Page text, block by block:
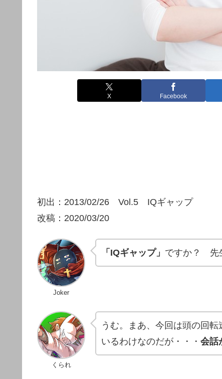
X Facebook
初出：2013/02/26 Vol.5 IQギャップ
改稿：2020/03/20
Joker
「IQギャップ」 ですか？ 先
くられ
うむ。まあ、今回は頭の回
いるわけなのだが・・・ 会話